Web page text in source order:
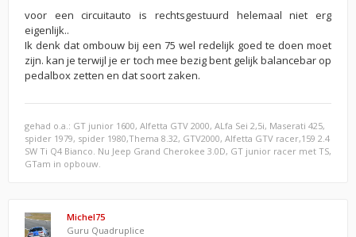
voor een circuitauto is rechtsgestuurd helemaal niet erg
eigenlijk..
Ik denk dat ombouw bij een 75 wel redelijk goed te doen moet
zijn. kan je terwijl je er toch mee bezig bent gelijk balancebar op
pedalbox zetten en dat soort zaken.
gehad o.a.: GT junior 1600, Alfetta GTV 2000, ALfa Sei 2,5i, Maserati 425,
spider 1979, spider 1980,Thema 8.32, GTV2000, Alfetta GTV racer,159 2.4
SW Ti Q4 Bianco. Nu Jeep Grand Cherokee 3.0D, GT junior racer met TS,
GTam in opbouw.
Michel75
Guru Quadruplice